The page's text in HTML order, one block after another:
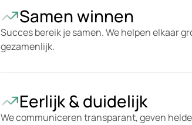
Samen winnen
Succes bereik je samen. We helpen elkaar
gezamenlijk.
Eerlijk & duidelijk
We communiceren transparant, geven